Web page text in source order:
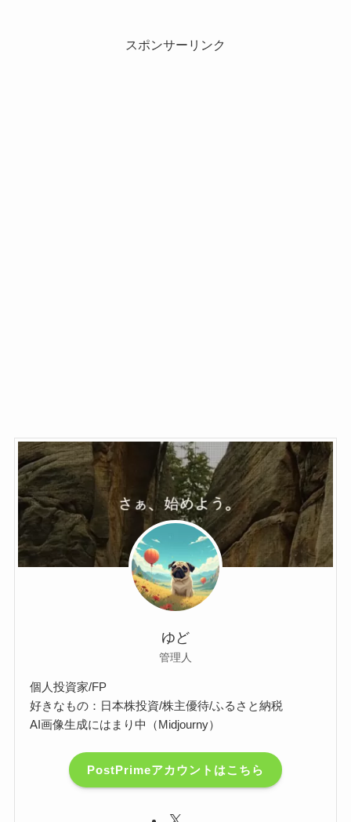
スポンサーリンク
ゆど
管理人
個人投資家/FP
好きなもの：日本株投資/株主優待/ふるさと納税
AI画像生成にはまり中（Midjourny）
PostPrimeアカウントはこちら